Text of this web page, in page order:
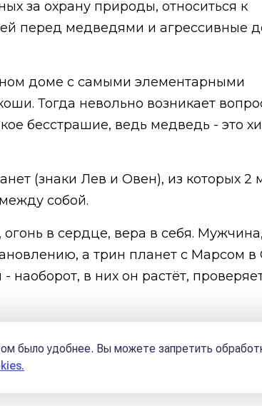
за охрану природы, относиться к
перед медведями и агрессивные
доме с самыми элементарными
Тогда невольно возникает
бесстрашие, ведь медведь - это
(знаки Лев и Овен), из которых 2
собой.
огонь в сердце, вера в себя. Мужчина,
а трин планет с Марсом в
в них он растёт,
в его карте также
было удобнее. Вы можете запретить